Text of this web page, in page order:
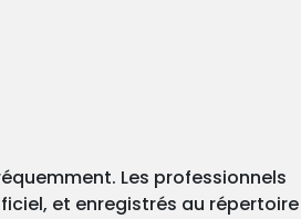
Les professionnels
et enregistrés au répertoire